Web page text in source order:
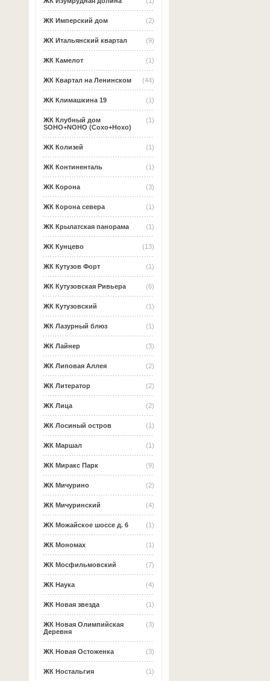
(2)
ЖК Имперский дом
(9)
ЖК Итальянский квартал
(1)
ЖК Камелот
(44)
ЖК Квартал на Ленинском
(1)
ЖК Климашкина 19
(1)
ЖК Клубный дом
SOHO+NOHO (Сохо+Нохо)
(1)
ЖК Колизей
(1)
ЖК Континенталь
(3)
ЖК Корона
(1)
ЖК Корона севера
(1)
ЖК Крылатская панорама
(13)
ЖК Кунцево
(1)
ЖК Кутузов Форт
(6)
ЖК Кутузовская Ривьера
(1)
ЖК Кутузовский
(1)
ЖК Лазурный блюз
(3)
ЖК Лайнер
(2)
ЖК Липовая Аллея
(2)
ЖК Литератор
(2)
ЖК Лица
(1)
ЖК Лосиный остров
(1)
ЖК Маршал
(9)
ЖК Миракс Парк
(2)
ЖК Мичурино
(4)
ЖК Мичуринский
(1)
ЖК Можайское шоссе д. 6
(1)
ЖК Мономах
(7)
ЖК Мосфильмовский
(4)
ЖК Наука
(1)
ЖК Новая звезда
(3)
ЖК Новая Олимпийская
Деревня
(3)
ЖК Новая Остоженка
(1)
ЖК Ностальгия